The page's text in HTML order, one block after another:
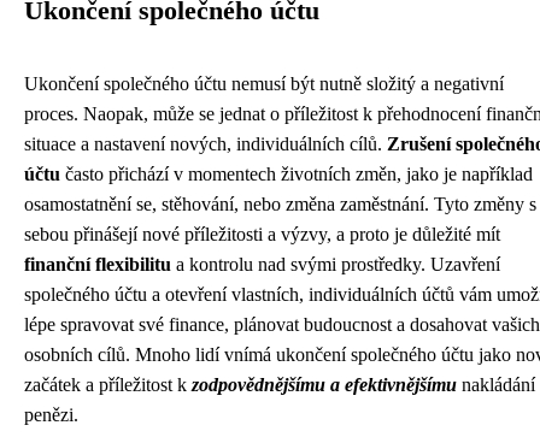
Ukončení společného účtu
Ukončení společného účtu nemusí být nutně složitý a negativní
proces. Naopak, může se jednat o příležitost k přehodnocení
situace a nastavení nových, individuálních cílů. Zrušení
účtu často přichází v momentech životních změn, jako je například
osamostatnění se, stěhování, nebo změna zaměstnání. Tyto změny s
sebou přinášejí nové příležitosti a výzvy, a proto je důležité mít
finanční flexibilitu a kontrolu nad svými prostředky. Uzavření
společného účtu a otevření vlastních, individuálních účtů vám
lépe spravovat své finance, plánovat budoucnost a dosahovat vašich
osobních cílů. Mnoho lidí vnímá ukončení společného účtu jako
začátek a příležitost k zodpovědnějšímu a efektivnějšímu nakládání
penězi.